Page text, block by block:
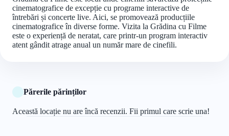
cinematografice de excepție cu programe interactive de
întrebări și concerte live. Aici, se promovează producțiile
cinematografice în diverse forme. Vizita la Grădina cu Filme
este o experiență de neratat, care printr-un program interactiv
atent gândit atrage anual un număr mare de cinefili.
Părerile părinților
Această locație nu are încă recenzii. Fii primul care scrie una!